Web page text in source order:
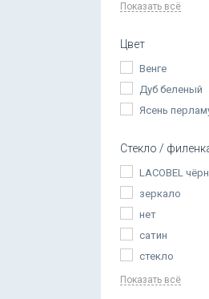
Показать всё
Цвет
Венге
Дуб беленый
Ясень
Стекло /
LACOBEL
зеркало
нет
сатин
стекло
Показать всё